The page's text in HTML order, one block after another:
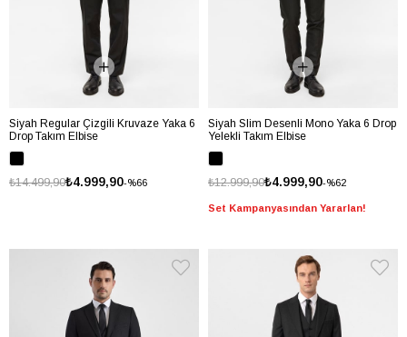
Siyah Regular Çizgili Kruvaze Yaka 6
Drop Takım Elbise
%66
₺4.999,90
₺14.499,90
Siyah Slim Desenli Mono Yaka 6 Drop
Yelekli Takım Elbise
%62
₺4.999,90
₺12.999,90
Set Kampanyasından Yararlan!